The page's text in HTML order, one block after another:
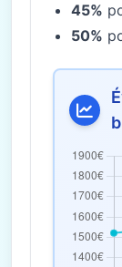
45%
50%